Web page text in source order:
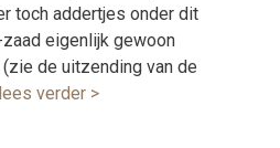
toch addertjes onder dit
eigenlijk gewoon
de uitzending van de
lees verder >